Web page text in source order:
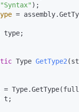
"Syntax" );
=
type;
Type GetType2
=
t;